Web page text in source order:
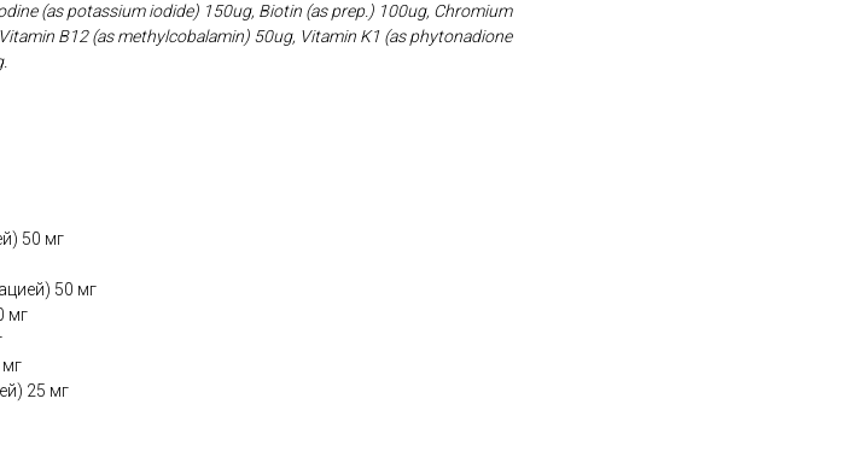
(as potassium iodide) 150ug, Biotin (as prep.) 100ug, Chromium
B12 (as methylcobalamin) 50ug, Vitamin K1 (as phytonadione
50 мг
50 мг
мг
25 мг